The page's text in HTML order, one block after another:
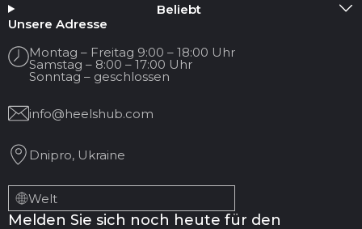
Ihr Name
Ihre E-Mail
Titel der Bewertung
Ihr Feedback:
Beliebt
Unsere Adresse
Montag – Freitag 9:00 – 18:00 Uhr
Samstag – 8:00 – 17:00 Uhr
Sonntag – geschlossen
info@heelshub.com
Dnipro, Ukraine
Welt
Melden Sie sich noch heute für den